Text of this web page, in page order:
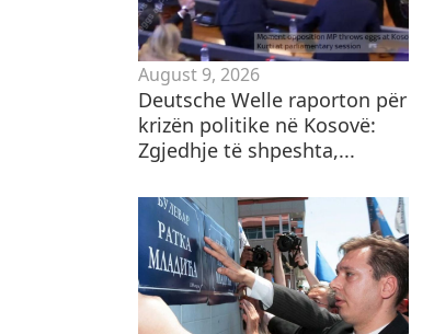
August 9, 2026
Deutsche Welle raporton për
krizën politike në Kosovë:
Zgjedhje të shpeshta,...